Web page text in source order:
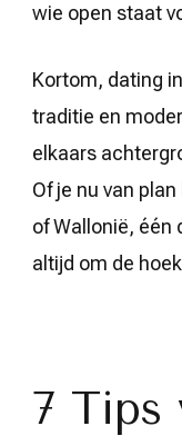
wie open staat
Kortom, dating
traditie en
elkaars
Of je nu van
of Wallonië, één
altijd om de
7 Tips